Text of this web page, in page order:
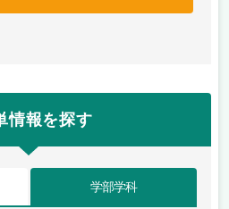
情報を探す
学部学科